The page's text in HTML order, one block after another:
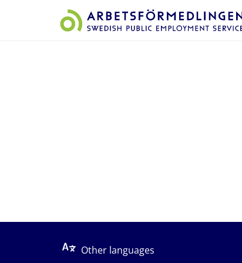
Other languages